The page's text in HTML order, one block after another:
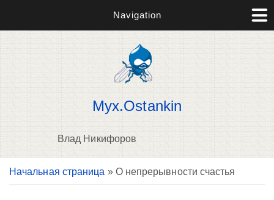
Navigation
Myx.Ostankin
Влад Никифоров
Вы здесь
Начальная страница » О непрерывности счастья